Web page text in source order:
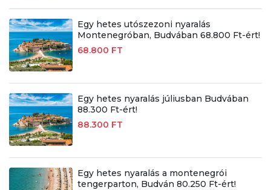
Egy hetes utószezoni nyaralás
Montenegróban, Budvában 68.800 Ft-ért!
68.800 FT
Egy hetes nyaralás júliusban Budvában
88.300 Ft-ért!
88.300 FT
Egy hetes nyaralás a montenegrói
tengerparton, Budván 80.250 Ft-ért!